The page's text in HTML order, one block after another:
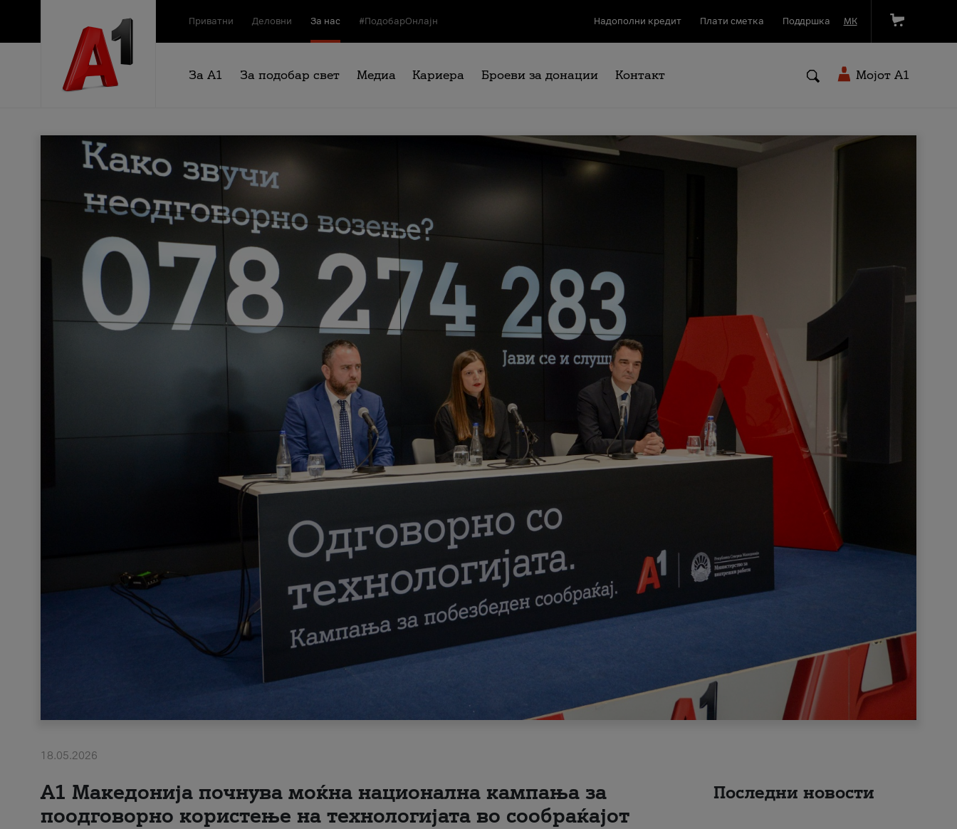
Приватни Деловни За нас #ПодобарОнлајн Надополни кредит Плати сметка Поддршка МК
За А1 За подобар свет Медиа Кариера Броеви за донации Контакт Мојот A1
18.05.2026
A1 Македонија почнува моќна национална кампања за
поодговорно користење на технологијата во сообраќајот
Последни новости